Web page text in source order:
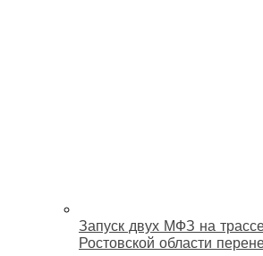
Запуск двух МФЗ на
Ростовской области